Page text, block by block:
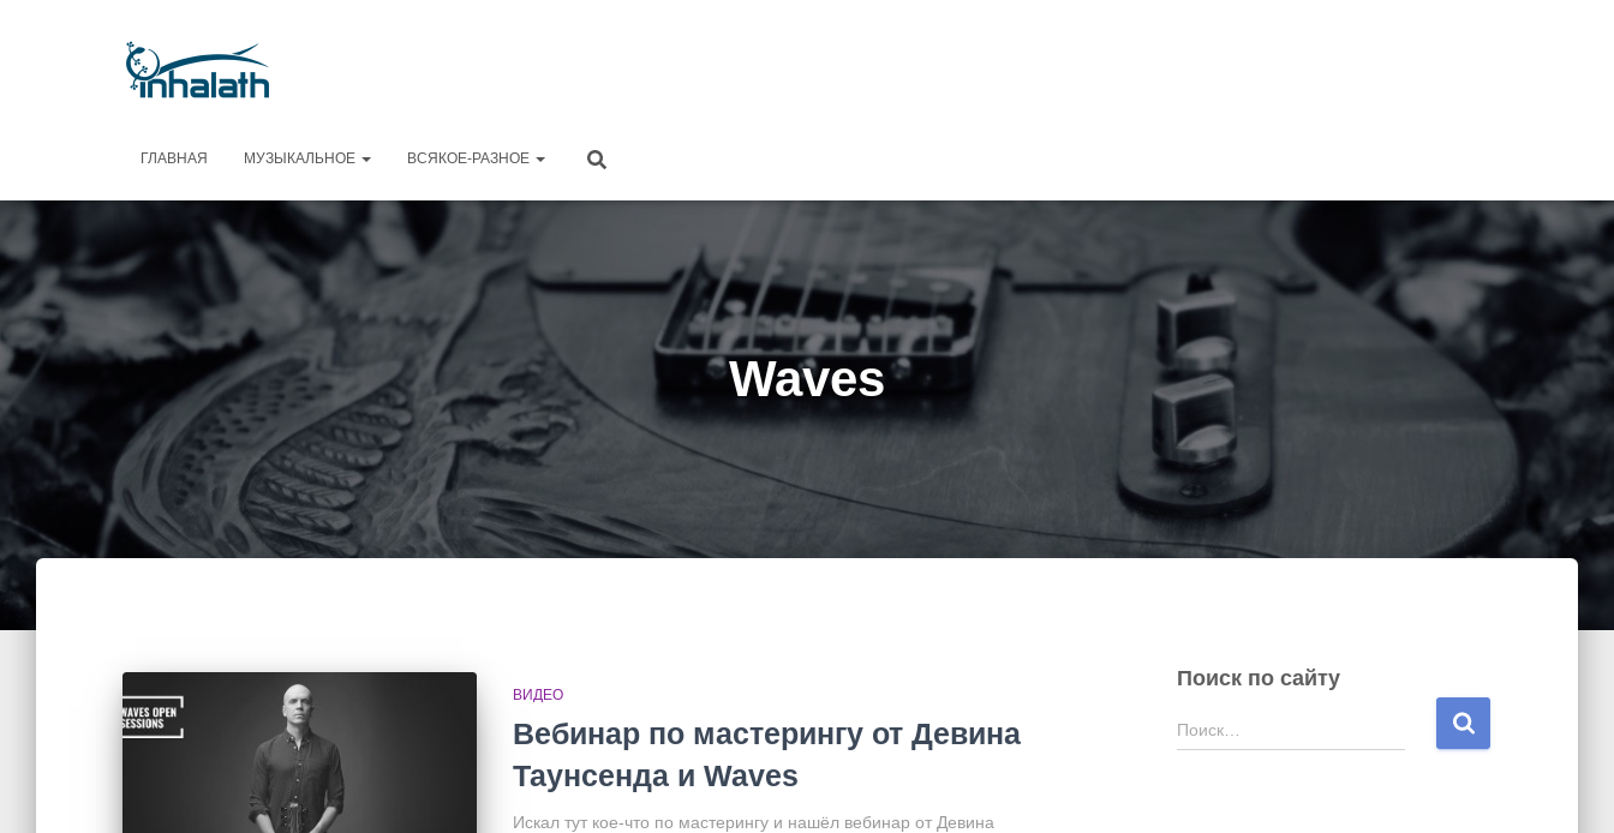
ГЛАВНАЯ МУЗЫКАЛЬНОЕ ВСЯКОЕ-РАЗНОЕ
Waves
ВИДЕО
Вебинар по мастерингу от Девина
Таунсенда и Waves
Искал тут кое-что по мастерингу и нашёл вебинар от Девина
Поиск по сайту
Н
а
Поиск…